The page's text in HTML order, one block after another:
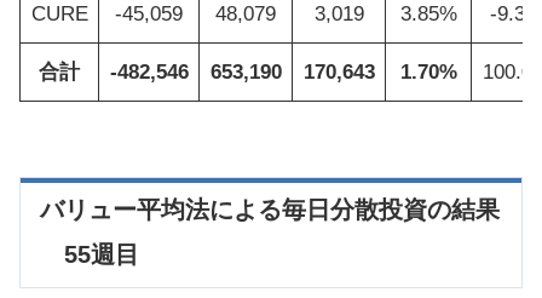
CURE -45,059 48,079 3,019 3.85% -
合計 -482,546 653,190 170,643 1.70%
バリュー平均法による毎日分散投資の結果
55週目